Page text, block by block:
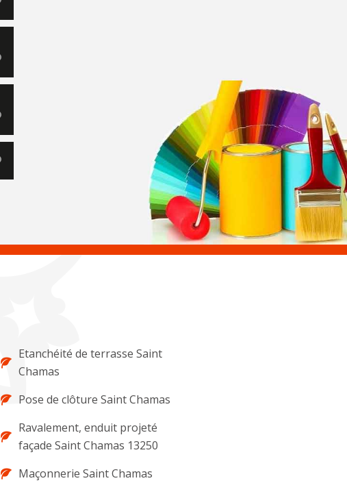
Etanchéité de terrasse Saint
Chamas
Pose de clôture Saint Chamas
Ravalement, enduit projeté
façade Saint Chamas 13250
Maçonnerie Saint Chamas